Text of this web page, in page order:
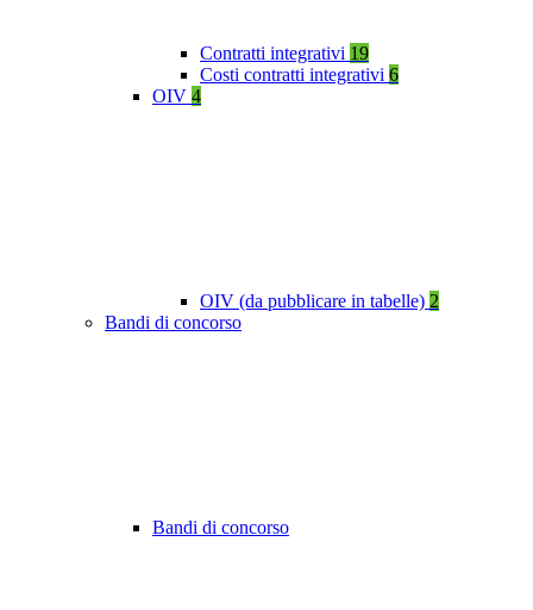
Contratti integrativi 19
Costi contratti integrativi 6
OIV 4
OIV (da pubblicare in tabelle) 2
Bandi di concorso
Bandi di concorso